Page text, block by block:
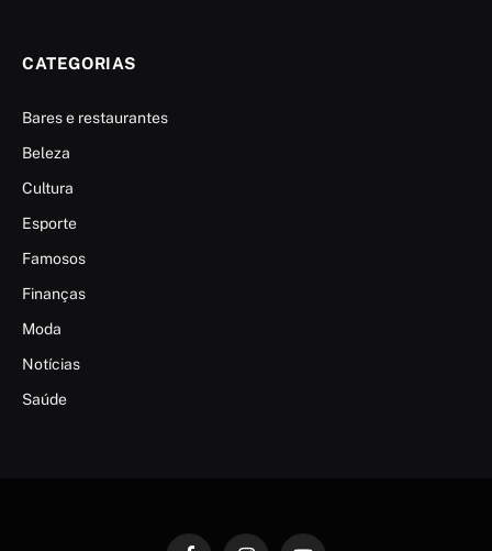
CATEGORIAS
Bares e restaurantes
Beleza
Cultura
Esporte
Famosos
Finanças
Moda
Notícias
Saúde